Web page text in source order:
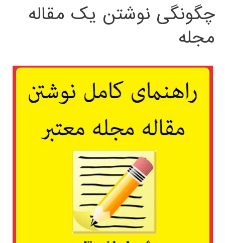
چگونگی نوشتن یک مقاله
مجله